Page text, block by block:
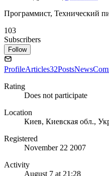
Программист, Технический
103
Subscribers
Follow
ProfileArticles32PostsNews
Rating
Does not participate
Location
Киев, Киевская обл.,
Registered
November 22 2007
Activity
August 7 at 21:28